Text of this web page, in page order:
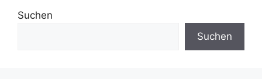
Suchen
Suchen